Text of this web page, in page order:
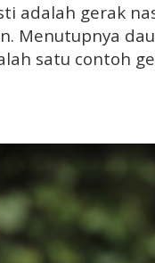
adalah gerak
Menutupnya
satu contoh